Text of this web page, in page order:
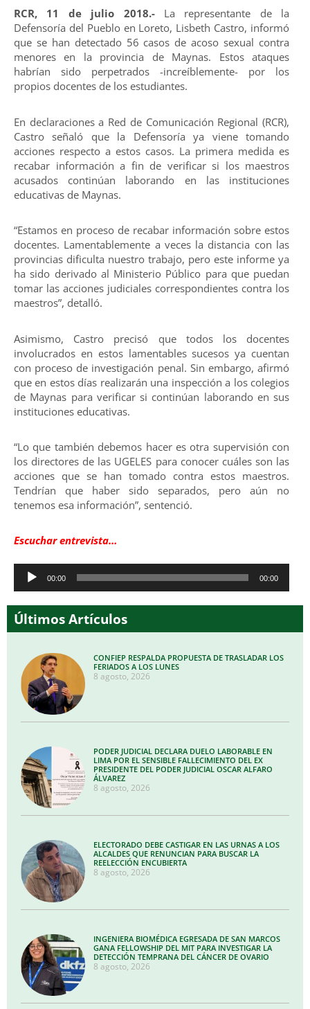
RCR, 11 de julio 2018.-La representante de la
Defensoría del Pueblo en Loreto, Lisbeth Castro, informó
que se han detectado 56 casos de acoso sexual contra
menores en la provincia de Maynas. Estos ataques
habrían sido perpetrados -increíblemente- por los
propios docentes de los estudiantes.
En declaraciones a Red de Comunicación Regional (RCR),
Castro señaló que la Defensoría ya viene tomando
acciones respecto a estos casos. La primera medida es
recabar información a fin de verificar si los maestros
acusados continúan laborando en las instituciones
educativas de Maynas.
“Estamos en proceso de recabar información sobre estos
docentes. Lamentablemente a veces la distancia con las
provincias dificulta nuestro trabajo, pero este informe ya
ha sido derivado al Ministerio Público para que puedan
tomar las acciones judiciales correspondientes contra los
maestros”, detalló.
Asimismo, Castro precisó que todos los docentes
involucrados en estos lamentables sucesos ya cuentan
con proceso de investigación penal. Sin embargo, afirmó
que en estos días realizarán una inspección a los colegios
de Maynas para verificar si continúan laborando en sus
instituciones educativas.
“Lo que también debemos hacer es otra supervisión con
los directores de las UGELES para conocer cuáles son las
acciones que se han tomado contra estos maestros.
Tendrían que haber sido separados, pero aún no
tenemos esa información”, sentenció.
Escuchar entrevista…
Reproductor
00:00 00:00
Últimos Artículos
CONFIEP RESPALDA PROPUESTA DE TRASLADAR LOS
FERIADOS A LOS LUNES
8 agosto, 2026
PODER JUDICIAL DECLARA DUELO LABORABLE EN
LIMA POR EL SENSIBLE FALLECIMIENTO DEL EX
PRESIDENTE DEL PODER JUDICIAL OSCAR ALFARO
ÁLVAREZ
8 agosto, 2026
ELECTORADO DEBE CASTIGAR EN LAS URNAS A LOS
ALCALDES QUE RENUNCIAN PARA BUSCAR LA
REELECCIÓN ENCUBIERTA
8 agosto, 2026
INGENIERA BIOMÉDICA EGRESADA DE SAN MARCOS
GANA FELLOWSHIP DEL MIT PARA INVESTIGAR LA
DETECCIÓN TEMPRANA DEL CÁNCER DE OVARIO
8 agosto, 2026